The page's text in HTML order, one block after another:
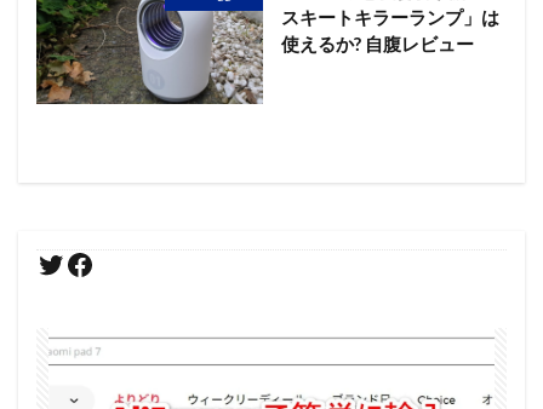
スキートキラーランプ」は
使えるか? 自腹レビュー